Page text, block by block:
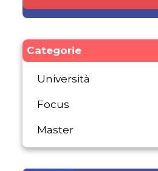
Categorie
Università
Focus
Master